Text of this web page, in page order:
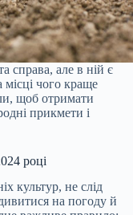
справа, але в ній є
місці чого краще
щоб отримати
прикмети і
році
культур, не слід
на погоду й